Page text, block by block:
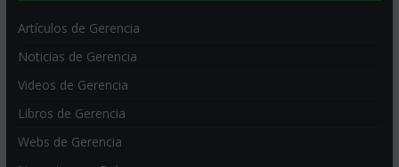
Artículos de Gerencia
Noticias de Gerencia
Videos de Gerencia
Libros de Gerencia
Webs de Gerencia